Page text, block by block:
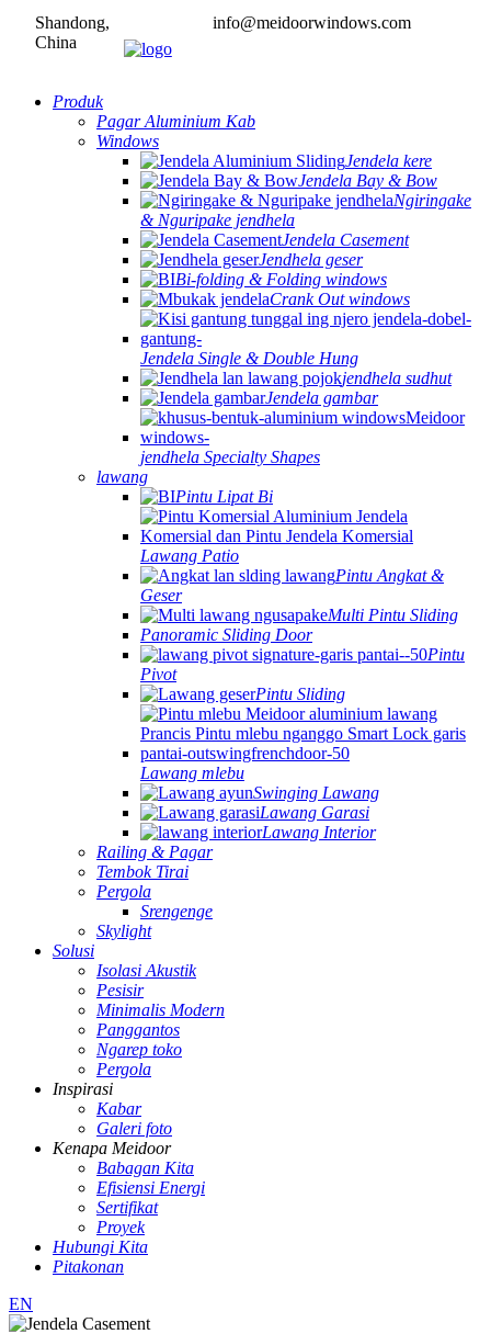
Shandong,
China
info@meidoorwindows.com
Produk
Pagar Aluminium Kab
Windows
Jendela kere
Jendela Bay & Bow
Ngiringake
& Nguripake jendhela
Jendela Casement
Jendhela geser
Bi-folding & Folding windows
Crank Out windows
Jendela Single & Double Hung
jendhela sudhut
Jendela gambar
jendhela Specialty Shapes
lawang
Pintu Lipat Bi
Lawang Patio
Pintu Angkat &
Geser
Multi Pintu Sliding
Panoramic Sliding Door
Pintu
Pivot
Pintu Sliding
Lawang mlebu
Swinging Lawang
Lawang Garasi
Lawang Interior
Railing & Pagar
Tembok Tirai
Pergola
Srengenge
Skylight
Solusi
Isolasi Akustik
Pesisir
Minimalis Modern
Panggantos
Ngarep toko
Pergola
Inspirasi
Kabar
Galeri foto
Kenapa Meidoor
Babagan Kita
Efisiensi Energi
Sertifikat
Proyek
Hubungi Kita
Pitakonan
EN